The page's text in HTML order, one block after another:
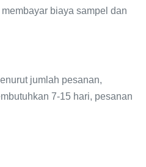
biaya sampel dan
jumlah pesanan,
7-15 hari, pesanan